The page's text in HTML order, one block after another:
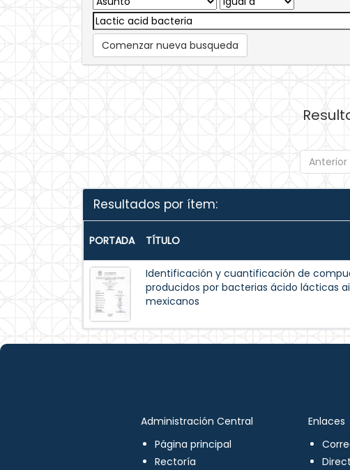
Comenzar nueva busqueda
Anterior
Resultados por ítem:
PORTADA TÍTULO
Identificación y cuantificación de
producidos por bacterias ácido lácticas
mexicanos
Administración Central
Página principal
Rectoría
Enlaces